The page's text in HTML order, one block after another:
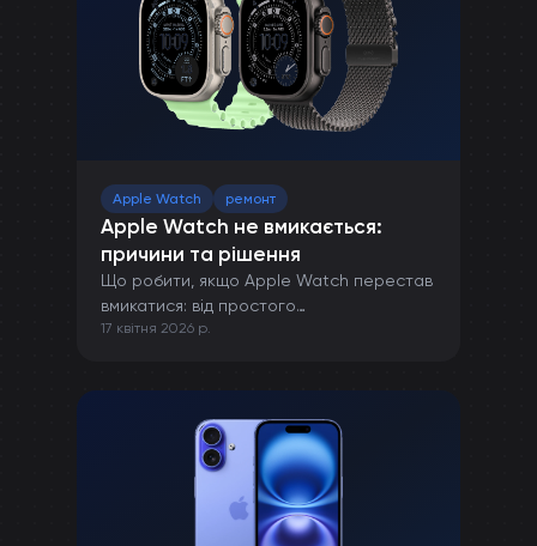
Apple Watch ремонт
Apple Watch не вмикається:
причини та рішення
Що робити, якщо Apple Watch перестав
вмикатися: від простого
перезавантаження до ремонту в сервісі.
17 квітня 2026 р.